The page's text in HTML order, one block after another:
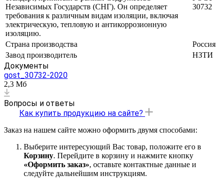
Независимых Государств (СНГ). Он определяет
требования к различным видам изоляции, включая
электрическую, тепловую и антикоррозионную
изоляцию.
30732
Страна производства
Россия
Завод производитель
НЗТИ
Документы
gost_30732-2020
2,3 Мб
Вопросы и ответы
Как купить продукцию на сайте?
Заказ на нашем сайте можно оформить двумя способами:
Выберите интересующий Вас товар, положите его в
Корзину. Перейдите в корзину и нажмите кнопку
«Оформить заказ», оставьте контактные данные и
следуйте дальнейшим инструкциям.